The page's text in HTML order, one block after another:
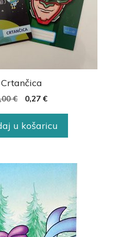
Crtančica
€ 0,27 €
u košaricu